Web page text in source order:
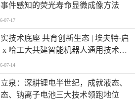
件感知的荧光寿命显微成像方法
07-17
技术底座 共育创新生态 | 埃夫特·启
x 哈工大共建智能机器人通用技术底
训实验室
07-14
立泉：深耕锂电半世纪，成就液态、
态、钠离子电池三大技术领跑地位